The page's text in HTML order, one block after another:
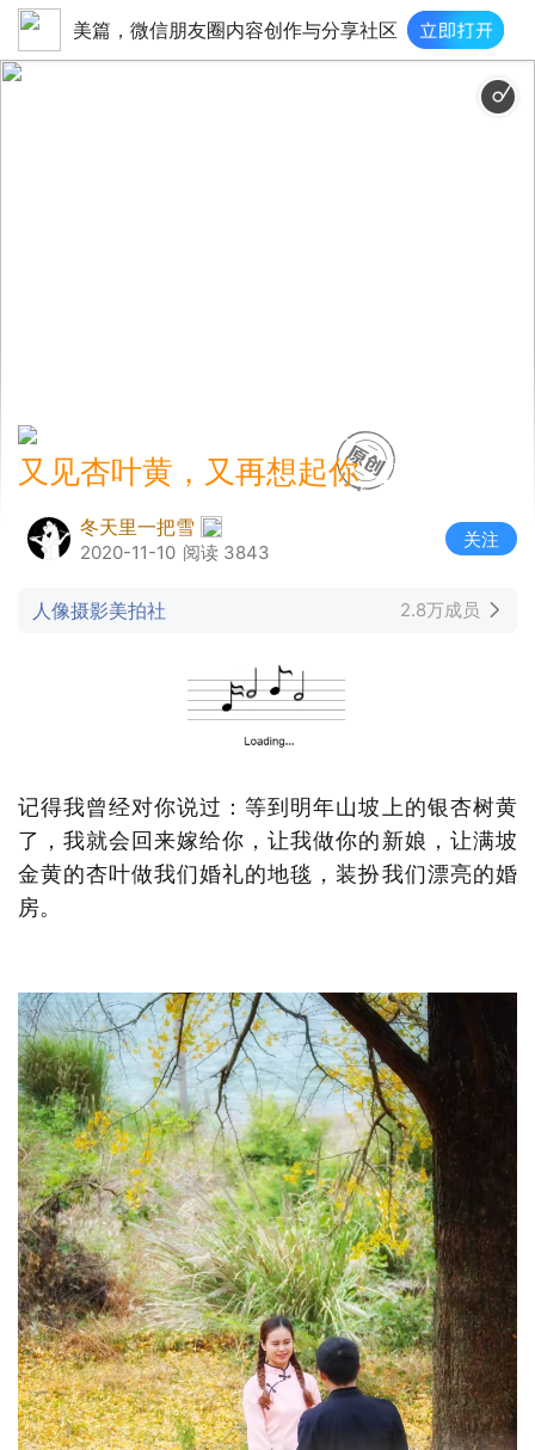
美篇，微信朋友圈内容创作与分享社区
又见杏叶黄，又再想起你
冬天里一把雪
2020-11-10 阅读 3843
关注
人像摄影美拍社 2.8万成员
记得我曾经对你说过：等到明年山坡上的银杏树黄
了，我就会回来嫁给你，让我做你的新娘，让满坡
金黄的杏叶做我们婚礼的地毯，装扮我们漂亮的婚
房。